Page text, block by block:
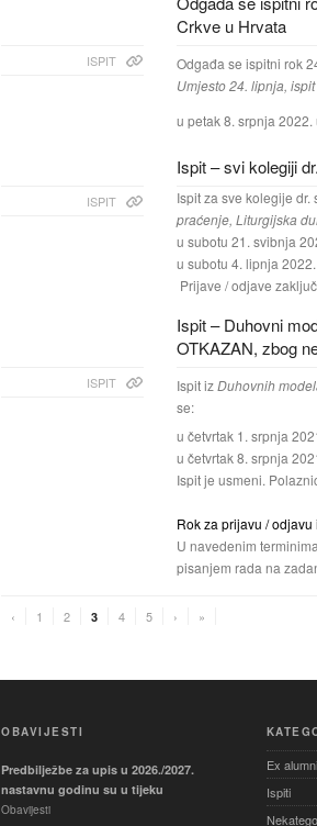
Crkve u Hrvata
ISPIT Odgađa se ispitni rok
Umjesto 24. lipnja,
u petak 8. srpnja 2022.
Ispit – svi kolegiji
ISPIT Ispit za sve kolegije dr.
praćenje, Liturgijska
u subotu 21. svibnja
u subotu 4. lipnja
Prijave / odjave
Ispit – Duhovni
OTKAZAN, zbog
ISPIT Ispit izDuhovnih
se:
u četvrtak 1. srpnja
u četvrtak 8. srpnja
Ispit je usmeni.
Rok za prijavu /
U navedenim
pisanjem rada na
‹ 1 2 3 4 5 › »
OBAVIJESTI
Predbilježbe za upis u 2026./2027.
nastavnu godinu su u tijeku
Obavijesti
Ex alumni
Ispiti